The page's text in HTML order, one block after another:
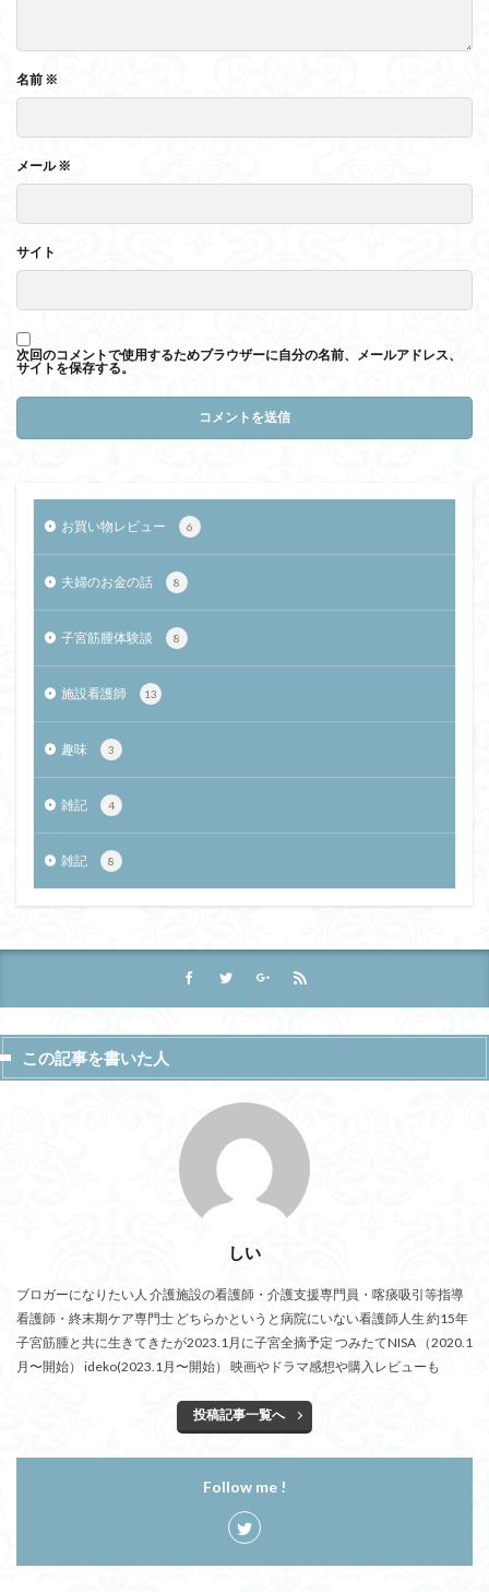
名前 ※
メール※
サイト
次回のコメントで使用するためブラウザーに自分の名前、メールアドレス、
サイトを保存する。
お買い物レビュー 6
夫婦のお金の話 8
子宮筋腫体験談 8
施設看護師 13
趣味 3
雑記 4
雑記 8
この記事を書いた人
しい
ブロガーになりたい人 介護施設の看護師・介護支援専門員・喀痰吸引等指導
看護師・終末期ケア専門士 どちらかというと病院にいない看護師人生 約15年
子宮筋腫と共に生きてきたが2023.1月に子宮全摘予定 つみたてNISA （2020.1
月〜開始） ideko(2023.1月〜開始） 映画やドラマ感想や購入レビューも
投稿記事一覧へ
Follow me !